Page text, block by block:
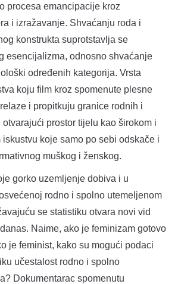
procesa emancipacije kroz
i izražavanje. Shvaćanju roda i
konstrukta suprotstavlja se
esencijalizma, odnosno shvaćanje
određenih kategorija. Vrsta
koju film kroz spomenute plesne
i propitkuju granice rodnih i
prostor tijelu kao širokom i
iskustvu koje samo po sebi odskače i
muškog i ženskog.
gorko uzemljenje dobiva i u
rodno i spolno utemeljenom
se statistiku otvara novi vid
Naime, ako je feminizam gotovo
je feminist, kako su mogući podaci
učestalost rodno i spolno
Dokumentarac spomenutu